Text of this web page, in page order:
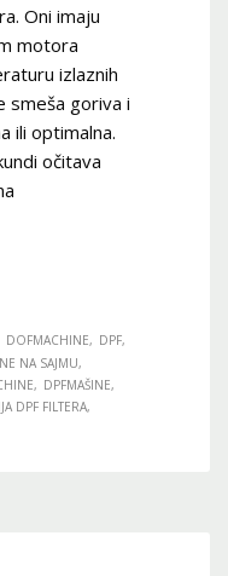
Oni imaju
motora
izlaznih
smeša goriva i
ili optimalna.
očitava
DOFMACHINE
DPF
NA SAJMU
DPFMAŠINE
DPF FILTERA